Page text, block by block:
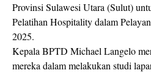
Provinsi Sulawesi Utara (Sulut)
Pelatihan Hospitality dalam
2025.
Kepala BPTD Michael Langelo
mereka dalam melakukan studi